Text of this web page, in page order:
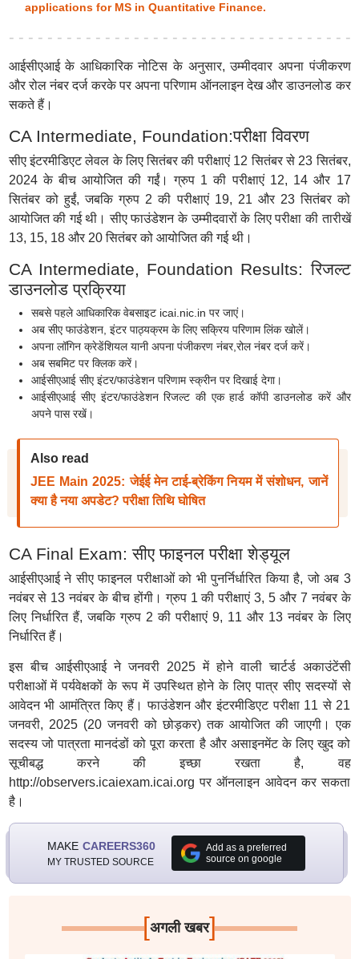
applications for MS in Quantitative Finance.
आईसीएआई के आधिकारिक नोटिस के अनुसार, उम्मीदवार अपना पंजीकरण
और रोल नंबर दर्ज करके पर अपना परिणाम ऑनलाइन देख और डाउनलोड कर
सकते हैं।
CA Intermediate, Foundation:परीक्षा विवरण
सीए इंटरमीडिएट लेवल के लिए सितंबर की परीक्षाएं 12 सितंबर से 23 सितंबर,
2024 के बीच आयोजित की गईं। ग्रुप 1 की परीक्षाएं 12, 14 और 17
सितंबर को हुईं, जबकि ग्रुप 2 की परीक्षाएं 19, 21 और 23 सितंबर को
आयोजित की गई थी। सीए फाउंडेशन के उम्मीदवारों के लिए परीक्षा की तारीखें
13, 15, 18 और 20 सितंबर को आयोजित की गई थी।
CA Intermediate, Foundation Results: रिजल्ट
डाउनलोड प्रक्रिया
सबसे पहले आधिकारिक वेबसाइट icai.nic.in पर जाएं।
अब सीए फाउंडेशन, इंटर पाठ्यक्रम के लिए सक्रिय परिणाम लिंक खोलें।
अपना लॉगिन क्रेडेंशियल यानी अपना पंजीकरण नंबर,रोल नंबर दर्ज करें।
अब सबमिट पर क्लिक करें।
आईसीएआई सीए इंटर/फाउंडेशन परिणाम स्क्रीन पर दिखाई देगा।
आईसीएआई सीए इंटर/फाउंडेशन रिजल्ट की एक हार्ड कॉपी डाउनलोड करें और
अपने पास रखें।
Also read
JEE Main 2025: जेईई मेन टाई-ब्रेकिंग नियम में संशोधन, जानें
क्या है नया अपडेट? परीक्षा तिथि घोषित
CA Final Exam: सीए फाइनल परीक्षा शेड्यूल
आईसीएआई ने सीए फाइनल परीक्षाओं को भी पुनर्निर्धारित किया है, जो अब 3
नवंबर से 13 नवंबर के बीच होंगी। ग्रुप 1 की परीक्षाएं 3, 5 और 7 नवंबर के
लिए निर्धारित हैं, जबकि ग्रुप 2 की परीक्षाएं 9, 11 और 13 नवंबर के लिए
निर्धारित हैं।
इस बीच आईसीएआई ने जनवरी 2025 में होने वाली चार्टर्ड अकाउंटेंसी
परीक्षाओं में पर्यवेक्षकों के रूप में उपस्थित होने के लिए पात्र सीए सदस्यों से
आवेदन भी आमंत्रित किए हैं। फाउंडेशन और इंटरमीडिएट परीक्षा 11 से 21
जनवरी, 2025 (20 जनवरी को छोड़कर) तक आयोजित की जाएगी। एक
सदस्य जो पात्रता मानदंडों को पूरा करता है और असाइनमेंट के लिए खुद को
सूचीबद्ध करने की इच्छा रखता है, वह
http://observers.icaiexam.icai.org पर ऑनलाइन आवेदन कर सकता
है।
MAKE CAREERS360
MY TRUSTED SOURCE
Add as a preferred
source on google
[अगली खबर]